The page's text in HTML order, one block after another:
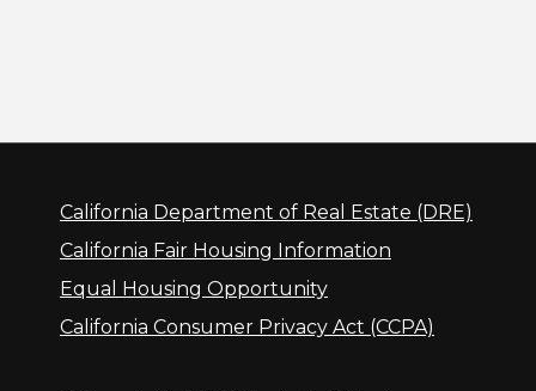
California Department of Real Estate (DRE)
California Fair Housing Information
Equal Housing Opportunity
California Consumer Privacy Act (CCPA)